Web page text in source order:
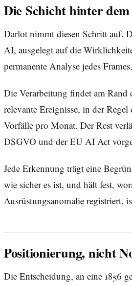
Die Schicht hinter
Darlot nimmt diesen Schritt auf.
AI, ausgelegt auf die
permanente Analyse jedes
Die Verarbeitung findet am Rand
relevante Ereignisse, in der
Vorfälle pro Monat. Der Rest
DSGVO und der EU AI Act
Jede Erkennung trägt eine
wie sicher es ist, und hält fest,
Ausrüstungsanomalie registriert,
Positionierung, nicht
Die Entscheidung, an eine 1856